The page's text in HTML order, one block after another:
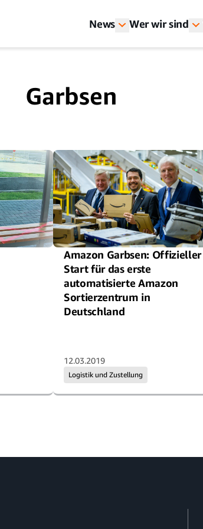
News Wer wir sind
Garbsen
Amazon Garbsen: Offizieller
Start für das erste
automatisierte Amazon
Sortierzentrum in
Deutschland
Logistik und Zustellung
12.03.2019